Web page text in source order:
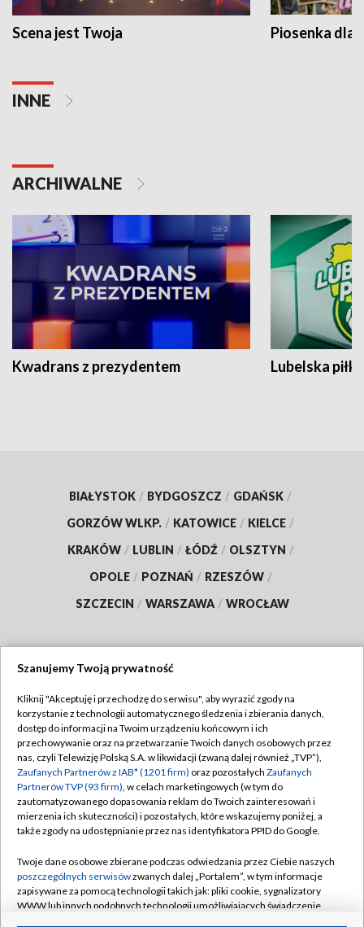
Scena jest Twoja Piosenka dla
INNE
ARCHIWALNE
Kwadrans z prezydentem Lubelska piłka
BIAŁYSTOK / BYDGOSZCZ / GDAŃSK /
GORZÓW WLKP. / KATOWICE / KIELCE /
KRAKÓW / LUBLIN / ŁÓDŹ / OLSZTYN /
OPOLE / POZNAŃ / RZESZÓW /
SZCZECIN / WARSZAWA / WROCŁAW
TVP
Abonament TVP
Emisja w TVP
Centrum informacji TVP
Naziemna Telewizja Cyfrowa
Rada Programowa
System NOS
Regulamin TVP
Polityka prywatności
Moje zgody
Pomoc
Kontakt
Szanujemy Twoją prywatność
Kliknij "Akceptuję i przechodzę do serwisu", aby wyrazić zgody na
korzystanie z technologii automatycznego śledzenia i zbierania danych,
dostęp do informacji na Twoim urządzeniu końcowym i ich
przechowywanie oraz na przetwarzanie Twoich danych osobowych przez
nas, czyli Telewizję Polską S.A. w likwidacji (zwaną dalej również „TVP”),
Zaufanych Partnerów z IAB* (1201 firm) oraz pozostałych Zaufanych
Partnerów TVP (93 firm), w celach marketingowych (w tym do
zautomatyzowanego dopasowania reklam do Twoich zainteresowań i
mierzenia ich skuteczności) i pozostałych, które wskazujemy poniżej, a
także zgody na udostępnianie przez nas identyfikatora PPID do Google.
Twoje dane osobowe zbierane podczas odwiedzania przez Ciebie naszych
poszczególnych serwisówzwanych dalej „Portalem”, w tym informacje
zapisywane za pomocą technologii takich jak: pliki cookie, sygnalizatory
WWW lub innych podobnych technologii umożliwiających świadczenie